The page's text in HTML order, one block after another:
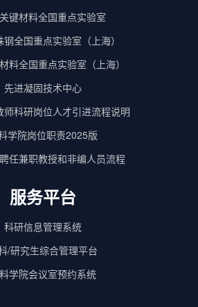
键材料全国重点实验室
全国重点实验室（上海）
料全国重点实验室（上海）
先进凝固技术中心
师科研岗位人才引进流程说明
学院岗位职责2025版
任兼职教授和非编人员流程
服务平台
科研信息管理系统
/研究生综合管理平台
学院会议室预约系统